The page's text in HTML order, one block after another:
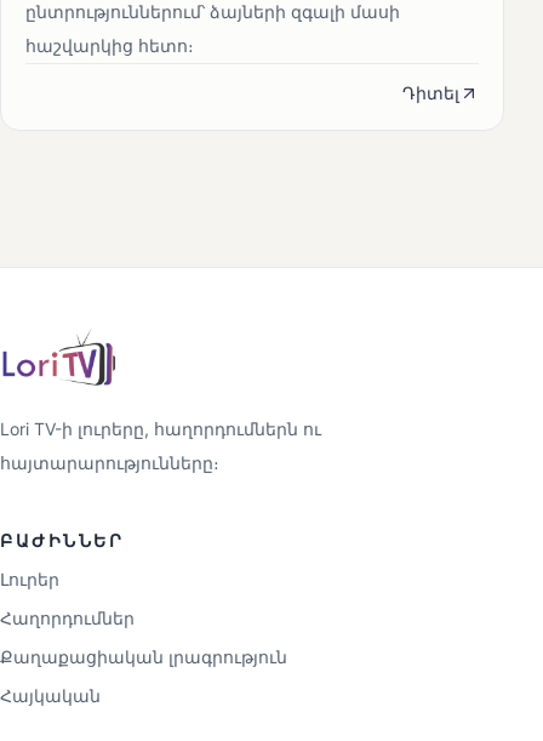
ընտրություններում՝ ձայների զգալի մասի
հաշվարկից հետո։
Դիտել
Lori TV-ի լուրերը, հաղորդումներն ու
հայտարարությունները։
ԲԱԺԻՆՆԵՐ
Լուրեր
Հաղորդումներ
Քաղաքացիական լրագրություն
Հայկական